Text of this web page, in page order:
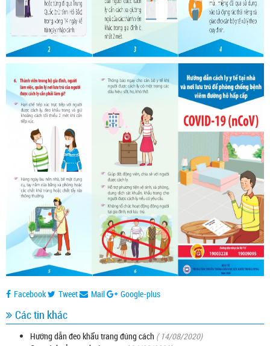
Facebook Tweet Mail Google-plus
Các tin khác
Hướng dẫn đeo khẩu trang đúng cách ( 14/08/2020)